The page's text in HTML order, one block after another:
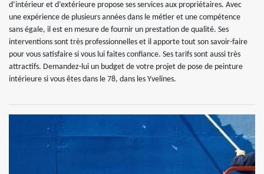
d’intérieur et d’extérieure propose ses services aux propriétaires. Avec
une expérience de plusieurs années dans le métier et une compétence
sans égale, il est en mesure de fournir un prestation de qualité. Ses
interventions sont très professionnelles et il apporte tout son savoir-faire
pour vous satisfaire si vous lui faites confiance. Ses tarifs sont aussi très
attractifs. Demandez-lui un budget de votre projet de pose de peinture
intérieure si vous êtes dans le 78, dans les Yvelines.